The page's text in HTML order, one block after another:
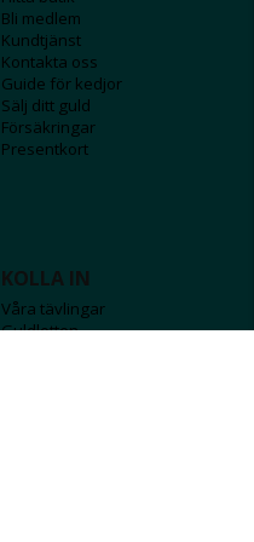
Bli medlem
Kundtjänst
Kontakta oss
Guide för kedjor
Sälj ditt guld
Försäkringar
Presentkort
KOLLA IN
Våra tävlingar
Guldlotten